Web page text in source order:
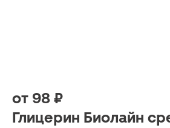
от 98 ₽
Глицерин Биолайн